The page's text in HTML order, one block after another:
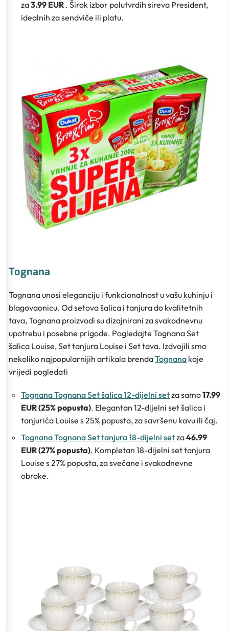
za3.99 EUR . Širok izbor polutvrdih sireva President,
idealnih za sendviče ili platu.
Tognana
Tognana unosi eleganciju i funkcionalnost u vašu kuhinju i
blagovaonicu. Od setova šalica i tanjura do kvalitetnih
tava, Tognana proizvodi su dizajnirani za svakodnevnu
upotrebu i posebne prigode. Pogledajte Tognana Set
šalica Louise, Set tanjura Louise i Set tava. Izdvojili smo
nekoliko najpopularnijih artikala brendaTognana koje
vrijedi pogledati
Tognana Tognana Set šalica 12-dijelni setza samo17.99
EUR (25% popusta). Elegantan 12-dijelni set šalica i
tanjurića Louise s 25% popusta, za savršenu kavu ili čaj.
Tognana Tognana Set tanjura 18-dijelni setza46.99
EUR (27% popusta). Kompletan 18-dijelni set tanjura
Louise s 27% popusta, za svečane i svakodnevne
obroke.